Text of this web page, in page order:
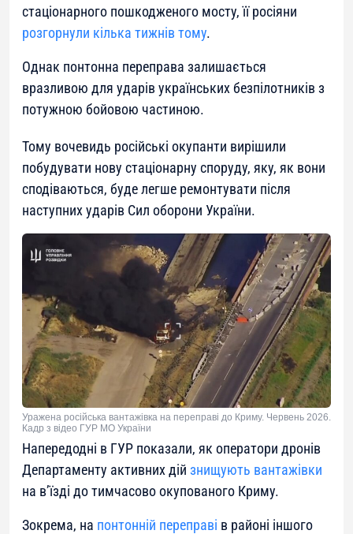
стаціонарного пошкодженого мосту, її росіяни
розгорнули кілька тижнів тому.
Однак понтонна переправа залишається
вразливою для ударів українських безпілотників з
потужною бойовою частиною.
Тому вочевидь російські окупанти вирішили
побудувати нову стаціонарну споруду, яку, як вони
сподіваються, буде легше ремонтувати після
наступних ударів Сил оборони України.
Уражена російська вантажівка на переправі до Криму. Червень 2026.
Кадр з відео ГУР МО України
Напередодні в ГУР показали, як оператори дронів
Департаменту активних дій знищують вантажівки
на в’їзді до тимчасово окупованого Криму.
Зокрема, на понтонній переправі в районі іншого